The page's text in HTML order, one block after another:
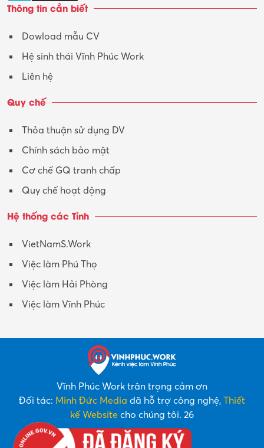
Tư vấn
Tư vấn – Kiến trúc
Y tế-Dược
Thông tin cần biết
Dowload mẫu CV
Hệ sinh thái Vĩnh Phúc Work
Liên hệ
Quy chế
Thỏa thuận sử dụng DV
Chính sách bảo mật
Cơ chế GQ tranh chấp
Quy chế hoạt động
Hệ thống các Tỉnh
VietNamS.Work
Việc làm Phú Thọ
Việc làm Hải Phòng
Việc làm Vĩnh Phúc
Vĩnh Phúc Work trân trọng cảm ơn
Đối tác: Minh Đức Media đã hỗ trợ công nghệ, Thiết
kế Website cho chúng tôi. 26